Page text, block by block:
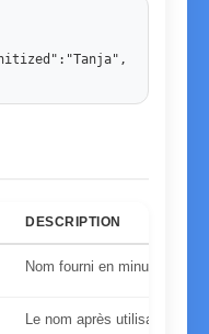
DESCRIPTION
Nom fourni en minuscules
Le nom après utilisation de